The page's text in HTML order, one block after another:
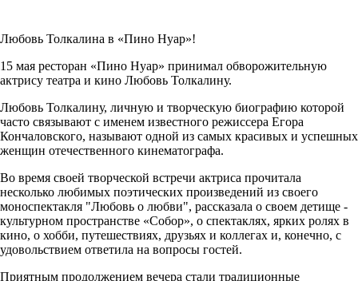
Любовь Толкалина в «Пино Нуар»!
15 мая ресторан «Пино Нуар» принимал обворожительную
актрису театра и кино Любовь Толкалину.
Любовь Толкалину, личную и творческую биографию которой
часто связывают с именем известного режиссера Егора
Кончаловского, называют одной из самых красивых и успешных
женщин отечественного кинематографа.
Во время своей творческой встречи актриса прочитала
несколько любимых поэтических произведений из своего
моноспектакля "Любовь о любви", рассказала о своем детище -
культурном пространстве «Собор», о спектаклях, ярких ролях в
кино, о хобби, путешествиях, друзьях и коллегах и, конечно, с
удовольствием ответила на вопросы гостей.
Приятным продолжением вечера стали традиционные